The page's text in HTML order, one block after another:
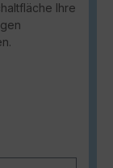
Ihre